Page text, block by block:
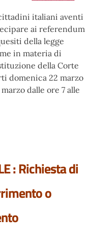
italiani aventi
ai referendum
della legge
in materia di
della Corte
domenica 22 marzo
dalle ore 7 alle
: Richiesta di
o